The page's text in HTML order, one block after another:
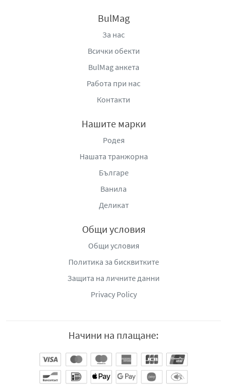
BulMag
За нас
Всички обекти
BulMag анкета
Работа при нас
Контакти
Нашите марки
Родея
Нашата транжорна
Българе
Ванила
Деликат
Общи условия
Общи условия
Политика за бисквитките
Защита на личните данни
Privacy Policy
Начини на плащане: